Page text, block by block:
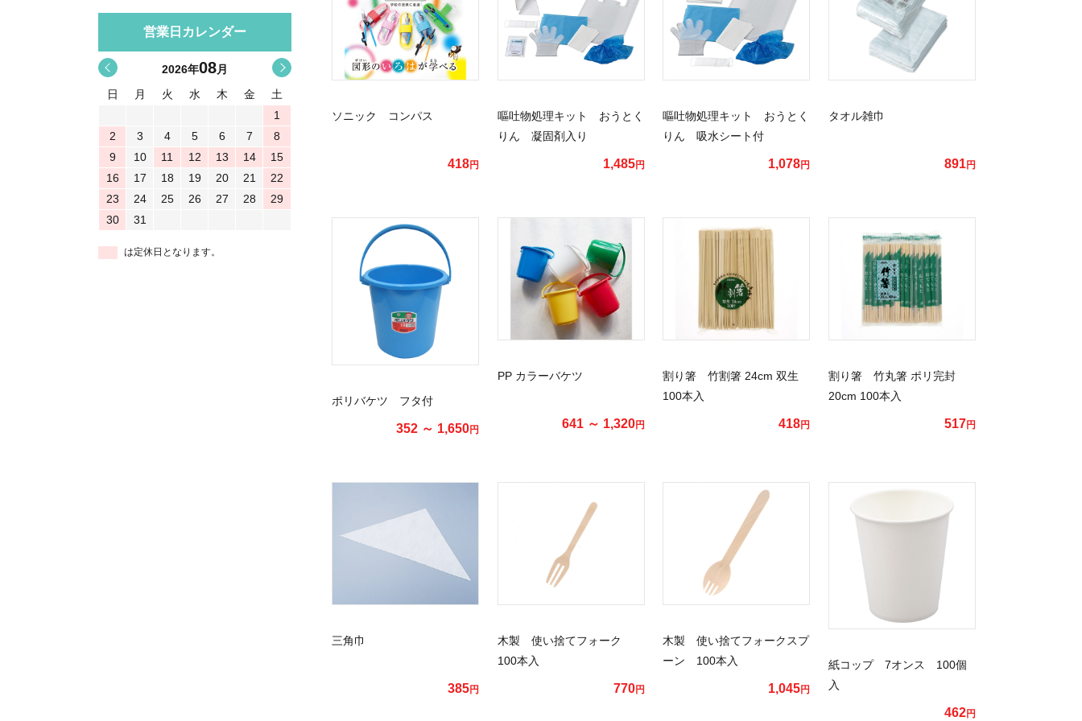
営業日カレンダー
< 2026年08月
日
月 火 水 木 金
土
1
2
3 4 5 6 7
8
9
10 11 12 13 14
15
16
17 18 19 20 21
22
23
24 25 26 27 28
29
30
31
は定休日となります。
ソニック コンパス
418円
嘔吐物処理キット おうとく
りん 凝固剤入り
1,485円
嘔吐物処理キット おうとく
りん 吸水シート付
1,078円
タオル雑巾
891円
ポリバケツ フタ付
352 ～ 1,650円
PP カラーバケツ
641 ～ 1,320円
割り箸 竹割箸 24cm 双生
100本入
418円
割り箸 竹丸箸 ポリ完封
20cm 100本入
517円
三角巾
385円
木製 使い捨てフォーク
100本入
770円
木製 使い捨てフォークスプ
ーン 100本入
1,045円
紙コップ 7オンス 100個
入
462円